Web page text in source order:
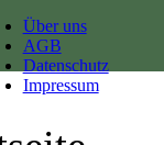
Über uns
AGB
Datenschutz
Impressum